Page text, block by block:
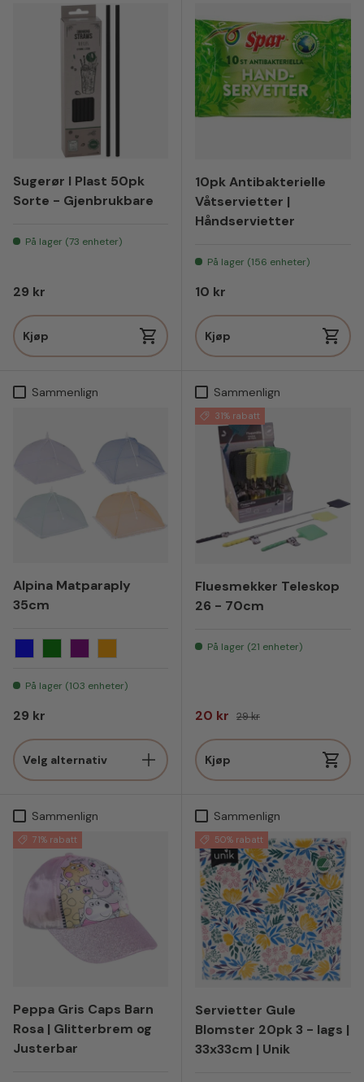
Sugerør I Plast 50pk
Sorte - Gjenbrukbare
På lager (73 enheter)
Vanlig pris
29 kr
Kjøp
10pk Antibakterielle
Våtservietter |
Håndservietter
På lager (156 enheter)
Vanlig pris
10 kr
Kjøp
Sammenlign
Alpina Matparaply
35cm
På lager (103 enheter)
Vanlig pris
29 kr
Velg alternativ
Sammenlign
31% rabatt
Fluesmekker Teleskop
26 - 70cm
På lager (21 enheter)
Salgspris
20 kr Vanlig pris
29 kr
Kjøp
Sammenlign
71% rabatt
Peppa Gris Caps Barn
Rosa | Glitterbrem og
Justerbar
Sammenlign
50% rabatt
Servietter Gule
Blomster 20pk 3 - lags |
33x33cm | Unik